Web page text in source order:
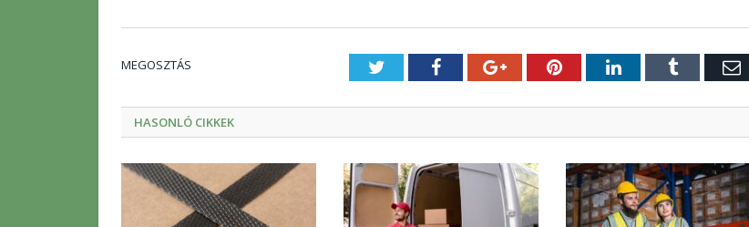
MEGOSZTÁS TwitterFacebookGoogle+PinterestLinkedInTumblr E-
HASONLÓ CIKKEK